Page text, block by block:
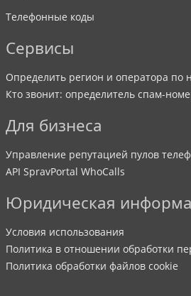
Телефонные коды
Сервисы
Определить регион и оператора по
Кто звонит: определитель спам-
Для бизнеса
Управление репутацией пулов
API SpravPortal WhoCalls
Юридическая
Условия использования
Политика в отношении обработки
Политика обработки файлов cookie